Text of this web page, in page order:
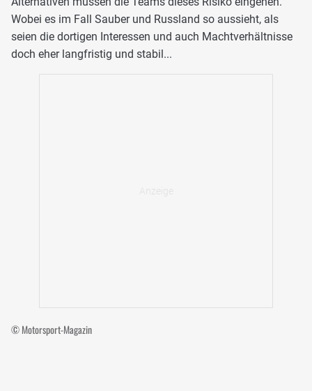
Wobei es im Fall Sauber und Russland so aussieht, als
seien die dortigen Interessen und auch Machtverhältnisse
doch eher langfristig und stabil...
© Motorsport-Magazin